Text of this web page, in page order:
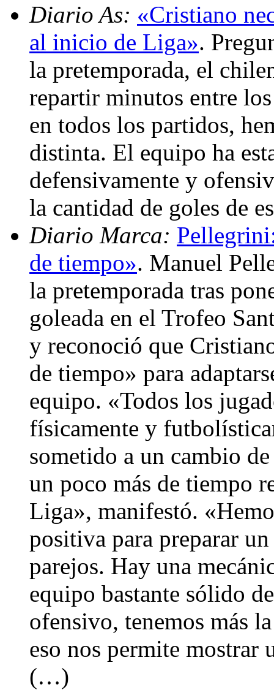
Diario As: «Cristiano
al inicio de Liga».
la pretemporada, el
repartir minutos entre
en todos los partidos,
distinta. El equipo ha
defensivamente y
la cantidad de goles de
Diario Marca:
de tiempo». Manuel
la pretemporada tras
goleada en el Trofeo
y reconoció que
de tiempo» para
equipo. «Todos los
físicamente y
sometido a un cambio
un poco más de tiempo
Liga», manifestó.
positiva para preparar
parejos. Hay una
equipo bastante sólido
ofensivo, tenemos más
eso nos permite mostrar
(…)